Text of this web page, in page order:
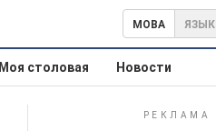
МОВА ЯЗЫК
Моя столовая Новости